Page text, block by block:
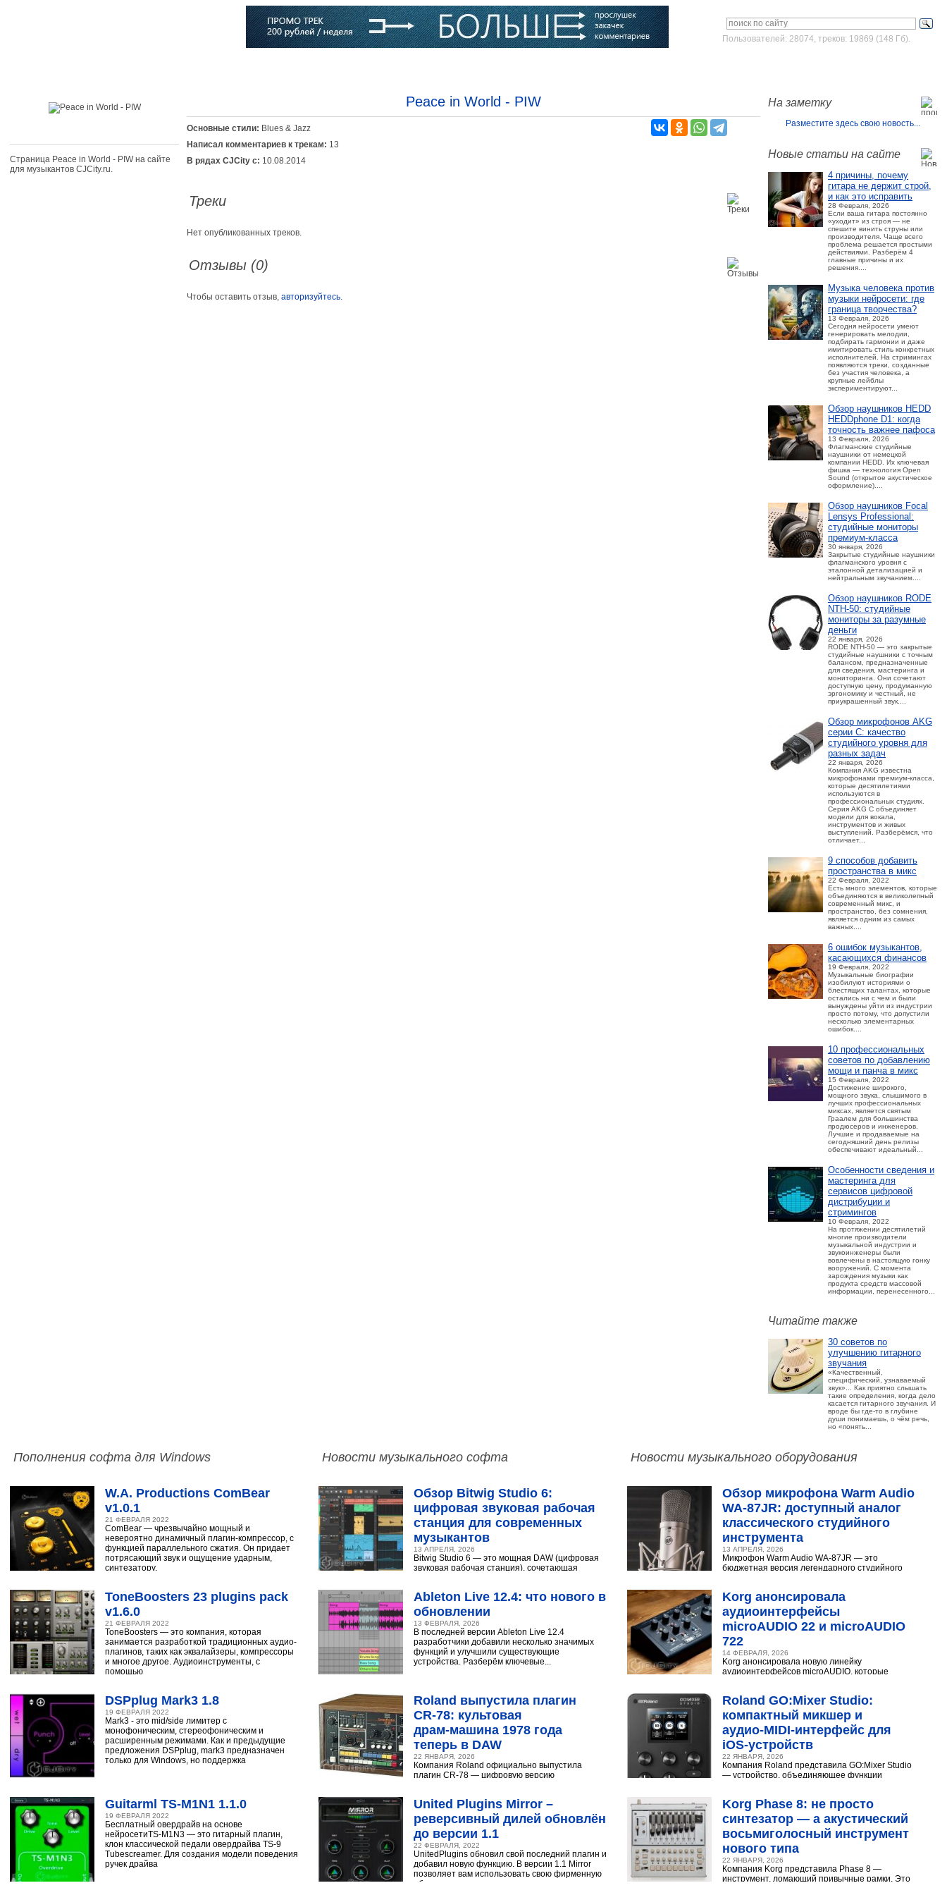
Пользователей: 28074, треков: 19869 (148 Гб).
На заметку
Разместите здесь свою новость...
Новые статьи на сайте
4 причины, почему
гитара не держит строй,
и как это исправить
28 Февраля, 2026
Если ваша гитара постоянно
«уходит» из строя — не
спешите винить струны или
производителя. Чаще всего
проблема решается простыми
действиями. Разберём 4
главные причины и их
решения....
Музыка человека против
музыки нейросети: где
граница творчества?
13 Февраля, 2026
Сегодня нейросети умеют
генерировать мелодии,
подбирать гармонии и даже
имитировать стиль конкретных
исполнителей. На стримингах
появляются треки, созданные
без участия человека, а
крупные лейблы
экспериментируют...
Обзор наушников HEDD
HEDDphone D1: когда
точность важнее пафоса
13 Февраля, 2026
Флагманские студийные
наушники от немецкой
компании HEDD. Их ключевая
фишка — технология Open
Sound (открытое акустическое
оформление)....
Обзор наушников Focal
Lensys Professional:
студийные мониторы
премиум‑класса
30 января, 2026
Закрытые студийные наушники
флагманского уровня с
эталонной детализацией и
нейтральным звучанием....
Обзор наушников RODE
NTH-50: студийные
мониторы за разумные
деньги
22 января, 2026
RODE NTH-50 — это закрытые
студийные наушники с точным
балансом, предназначенные
для сведения, мастеринга и
мониторинга. Они сочетают
доступную цену, продуманную
эргономику и честный, не
приукрашенный звук....
Обзор микрофонов AKG
серии C: качество
студийного уровня для
разных задач
22 января, 2026
Компания AKG известна
микрофонами премиум-класса,
которые десятилетиями
используются в
профессиональных студиях.
Серия AKG C объединяет
модели для вокала,
инструментов и живых
выступлений. Разберёмся, что
отличает...
9 способов добавить
пространства в микс
22 Февраля, 2022
Есть много элементов, которые
объединяются в великолепный
современный микс, и
пространство, без сомнения,
является одним из самых
важных....
6 ошибок музыкантов,
касающихся финансов
19 Февраля, 2022
Музыкальные биографии
изобилуют историями о
блестящих талантах, которые
остались ни с чем и были
вынуждены уйти из индустрии
просто потому, что допустили
несколько элементарных
ошибок....
10 профессиональных
советов по добавлению
мощи и панча в микс
15 Февраля, 2022
Достижение широкого,
мощного звука, слышимого в
лучших профессиональных
миксах, является святым
Граалем для большинства
продюсеров и инженеров.
Лучшие и продаваемые на
сегодняшний день релизы
обеспечивают идеальный...
Особенности сведения и
мастеринга для
сервисов цифровой
дистрибуции и
стримингов
10 Февраля, 2022
На протяжении десятилетий
многие производители
музыкальной индустрии и
звукоинженеры были
вовлечены в настоящую гонку
вооружений. С момента
зарождения музыки как
продукта средств массовой
информации, перенесенного...
Читайте также
30 советов по
улучшению гитарного
звучания
«Качественный,
специфический, узнаваемый
звук»... Как приятно слышать
такие определения, когда дело
касается гитарного звучания. И
вроде бы где-то в глубине
души понимаешь, о чём речь,
но «понять...
Страница Peace in World - PIW на сайте
для музыкантов CJCity.ru.
Peace in World - PIW
Основные стили: Blues & Jazz
Написал комментариев к трекам: 13
В рядах CJCity с: 10.08.2014
Треки
Нет опубликованных треков.
Отзывы (0)
Чтобы оставить отзыв, авторизуйтесь.
Пополнения софта для Windows
W.A. Productions ComBear
v1.0.1
21 ФЕВРАЛЯ 2022
ComBear — чрезвычайно мощный и
невероятно динамичный плагин-компрессор, с
функцией параллельного сжатия. Он придает
потрясающий звук и ощущение ударным,
синтезатору,
ToneBoosters 23 plugins pack
v1.6.0
21 ФЕВРАЛЯ 2022
ToneBoosters — это компания, которая
занимается разработкой традиционных аудио-
плагинов, таких как эквалайзеры, компрессоры
и многое другое. Аудиоинструменты, с
помощью
DSPplug Mark3 1.8
19 ФЕВРАЛЯ 2022
Mark3 - это mid/side лимитер с
монофоническим, стереофоническим и
расширенным режимами. Как и предыдущие
предложения DSPplug, mark3 предназначен
только для Windows, но поддержка
Guitarml TS-M1N1 1.1.0
19 ФЕВРАЛЯ 2022
Бесплатный овердрайв на основе
нейросетиTS-M1N3 — это гитарный плагин,
клон классической педали овердрайва TS-9
Tubescreamer. Для создания модели поведения
ручек драйва
Новости музыкального софта
Обзор Bitwig Studio 6:
цифровая звуковая рабочая
станция для современных
музыкантов
13 АПРЕЛЯ, 2026
Bitwig Studio 6 — это мощная DAW (цифровая
звуковая рабочая станция), сочетающая
Ableton Live 12.4: что нового в
обновлении
13 ФЕВРАЛЯ, 2026
В последней версии Ableton Live 12.4
разработчики добавили несколько значимых
функций и улучшили существующие
устройства. Разберём ключевые...
Roland выпустила плагин
CR‑78: культовая
драм‑машина 1978 года
теперь в DAW
22 ЯНВАРЯ, 2026
Компания Roland официально выпустила
плагин CR-78 — цифровую версию
United Plugins Mirror –
реверсивный дилей обновлён
до версии 1.1
22 ФЕВРАЛЯ, 2022
UnitedPlugins обновил свой последний плагин и
добавил новую функцию. В версии 1.1 Mirror
позволяет вам использовать свою фирменную
обратную...
Новости музыкального оборудования
Обзор микрофона Warm Audio
WA‑87JR: доступный аналог
классического студийного
инструмента
13 АПРЕЛЯ, 2026
Микрофон Warm Audio WA‑87JR — это
бюджетная версия легендарного студийного
Korg анонсировала
аудиоинтерфейсы
microAUDIO 22 и microAUDIO
722
14 ФЕВРАЛЯ, 2026
Korg анонсировала новую линейку
аудиоинтерфейсов microAUDIO, которые
Roland GO:Mixer Studio:
компактный микшер и
аудио‑MIDI‑интерфейс для
iOS‑устройств
22 ЯНВАРЯ, 2026
Компания Roland представила GO:Mixer Studio
— устройство, объединяющее функции
Korg Phase 8: не просто
синтезатор — а акустический
восьмиголосный инструмент
нового типа
22 ЯНВАРЯ, 2026
Компания Korg представила Phase 8 —
инструмент, ломающий привычные рамки. Это